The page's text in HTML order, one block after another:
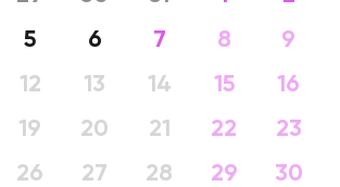
5 6 7 8
9
12 13 14 15
16
19 20 21 22
23
26 27 28 29
30